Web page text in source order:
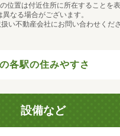
位置は付近住所に所在することを
なる場合がございます。
い不動産会社にお問い合わせくださ
各駅の住みやすさ
設備など